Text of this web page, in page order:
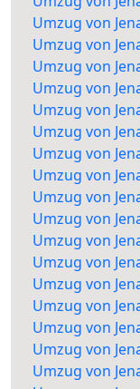
Umzug von
Umzug von
Umzug von
Umzug von
Umzug von
Umzug von
Umzug von
Umzug von
Umzug von
Umzug von
Umzug von
Umzug von
Umzug von
Umzug von
Umzug von
Umzug von
Umzug von